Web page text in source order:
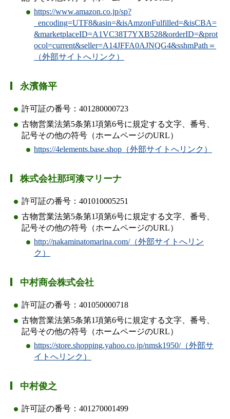
https://www.amazon.co.jp/sp?
_encoding=UTF8&asin=&isAmzonFulfilled=&isCBA=
&marketplaceID=A1VC38T7YXB528&orderID=&prot
ocol=current&seller=A14JFFA0AJNQG4&sshmPath＝
（外部サイトへリンク）
永濱脩平
許可証の番号：401280000723
古物営業法第5条第1項第6号に規定する文字、番号、
記号その他の符号（ホームページのURL）
https://4elements.base.shop（外部サイトへリンク）
株式会社那珂湊マリーナ
許可証の番号：401010005251
古物営業法第5条第1項第6号に規定する文字、番号、
記号その他の符号（ホームページのURL）
http://nakaminatomarina.com/（外部サイトへリン
ク）
中村商会株式会社
許可証の番号：401050000718
古物営業法第5条第1項第6号に規定する文字、番号、
記号その他の符号（ホームページのURL）
https://store.shopping.yahoo.co.jp/nmsk1950/（外部サ
イトへリンク）
中村俊之
許可証の番号：401270001499